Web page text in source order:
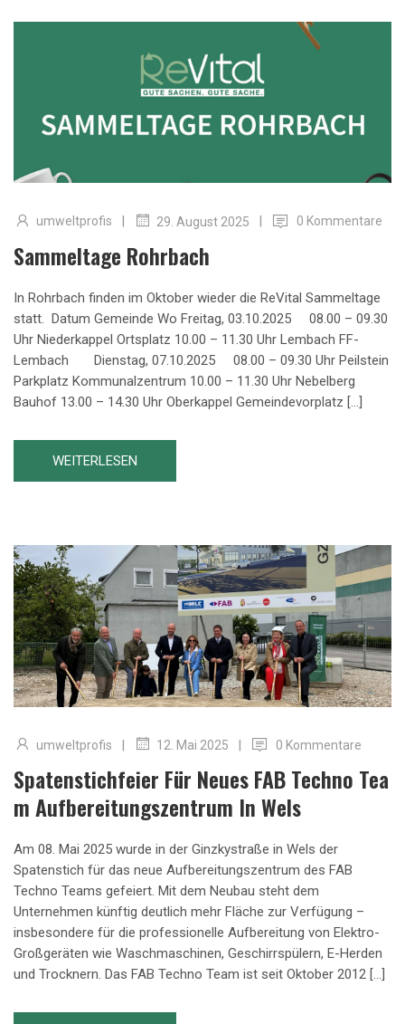
umweltprofis | 29. August 2025 | 0 Kommentare
Sammeltage Rohrbach
In Rohrbach finden im Oktober wieder die ReVital Sammeltage
statt. Datum Gemeinde Wo Freitag, 03.10.2025 08.00 – 09.30
Uhr Niederkappel Ortsplatz 10.00 – 11.30 Uhr Lembach FF-
Lembach Dienstag, 07.10.2025 08.00 – 09.30 Uhr Peilstein
Parkplatz Kommunalzentrum 10.00 – 11.30 Uhr Nebelberg
Bauhof 13.00 – 14.30 Uhr Oberkappel Gemeindevorplatz […]
WEITERLESEN
umweltprofis | 12. Mai 2025 | 0 Kommentare
Spatenstichfeier Für Neues FAB Techno Tea
M Aufbereitungszentrum In Wels
Am 08. Mai 2025 wurde in der Ginzkystraße in Wels der
Spatenstich für das neue Aufbereitungszentrum des FAB
Techno Teams gefeiert. Mit dem Neubau steht dem
Unternehmen künftig deutlich mehr Fläche zur Verfügung –
insbesondere für die professionelle Aufbereitung von Elektro-
Großgeräten wie Waschmaschinen, Geschirrspülern, E-Herden
und Trocknern. Das FAB Techno Team ist seit Oktober 2012 […]